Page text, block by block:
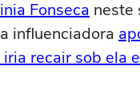
Fonseca neste
influenciadora
recair sob ela